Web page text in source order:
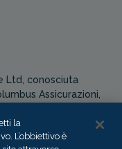
Ltd, conosciuta
Assicurazioni,
(Distribution Act
è soggetta
la
L’obbiettivo è